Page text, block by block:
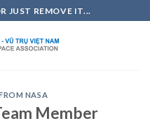
JUST REMOVE IT...
NASA
Member